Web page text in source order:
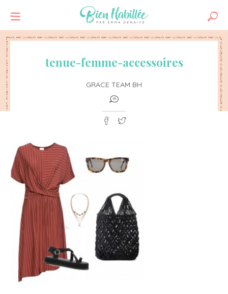
tenue-femme-accessoires
GRACE TEAM BH